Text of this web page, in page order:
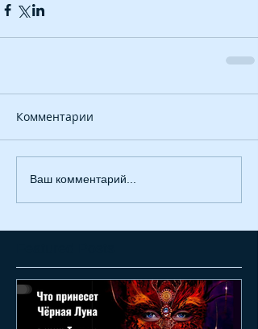
Комментарии
Ваш комментарий...